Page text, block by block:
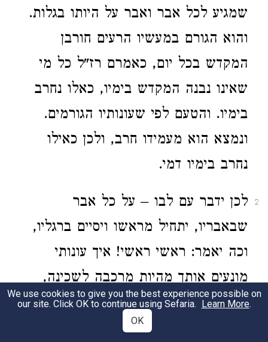
שמגיע לכל אבר ואבר על היותו בגלות.
והוא הגורם במעשיו הרעים חורבן
המקדש בכל יום, כאמרם רז"ל כל מי
שאינו נבנה המקדש בימיו, כאלו נחרב
בימיו. והטעם לפי שעונותיו הגורמים.
ונמצא הוא מעמידו חרב, ולכן כאילו
נחרב בימיו דמי.
2
לכן ידבר עם לבו – על כל אבר
שבאבריו, יתחיל מראשו ויסיים ברגליו,
וכה יאמר: ראשי ראשי! איך עונותי
מונעים אותך מהיות מרכבה לשכינה,
ודלת ראשך ארגמ"ן (אוריא"ל רפא"ל
גבריא"ל מיכא"ל נוריא"ל), בהיות עונותי
We use cookies to give you the best experience possible on
our site. Click OK to continue using Sefaria. Learn More.
OK